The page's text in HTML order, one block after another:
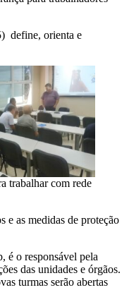
define, orienta e
trabalhar com rede
e as medidas de proteção
é o responsável pela
das unidades e órgãos.
turmas serão abertas